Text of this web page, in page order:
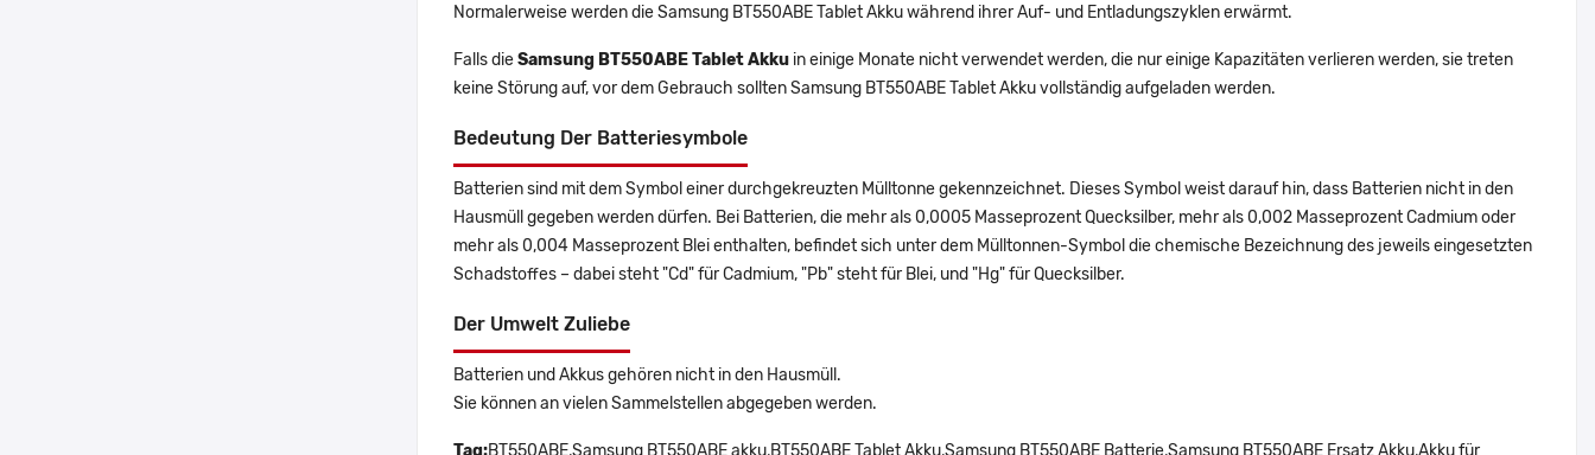
Normalerweise werden die Samsung BT550ABE Tablet Akku während ihrer Auf- und Entladungszyklen erwärmt.
Falls dieSamsung BT550ABE Tablet Akku in einige Monate nicht verwendet werden, die nur einige Kapazitäten verlieren werden, sie treten
keine Störung auf, vor dem Gebrauch sollten Samsung BT550ABE Tablet Akku vollständig aufgeladen werden.
Bedeutung Der Batteriesymbole
Batterien sind mit dem Symbol einer durchgekreuzten Mülltonne gekennzeichnet. Dieses Symbol weist darauf hin, dass Batterien nicht in den
Hausmüll gegeben werden dürfen. Bei Batterien, die mehr als 0,0005 Masseprozent Quecksilber, mehr als 0,002 Masseprozent Cadmium oder
mehr als 0,004 Masseprozent Blei enthalten, befindet sich unter dem Mülltonnen-Symbol die chemische Bezeichnung des jeweils eingesetzten
Schadstoffes – dabei steht "Cd" für Cadmium, "Pb" steht für Blei, und "Hg" für Quecksilber.
Der Umwelt Zuliebe
Batterien und Akkus gehören nicht in den Hausmüll.
Sie können an vielen Sammelstellen abgegeben werden.
Tag:BT550ABE,Samsung BT550ABE akku,BT550ABE Tablet Akku,Samsung BT550ABE Batterie,Samsung BT550ABE Ersatz Akku,Akku für